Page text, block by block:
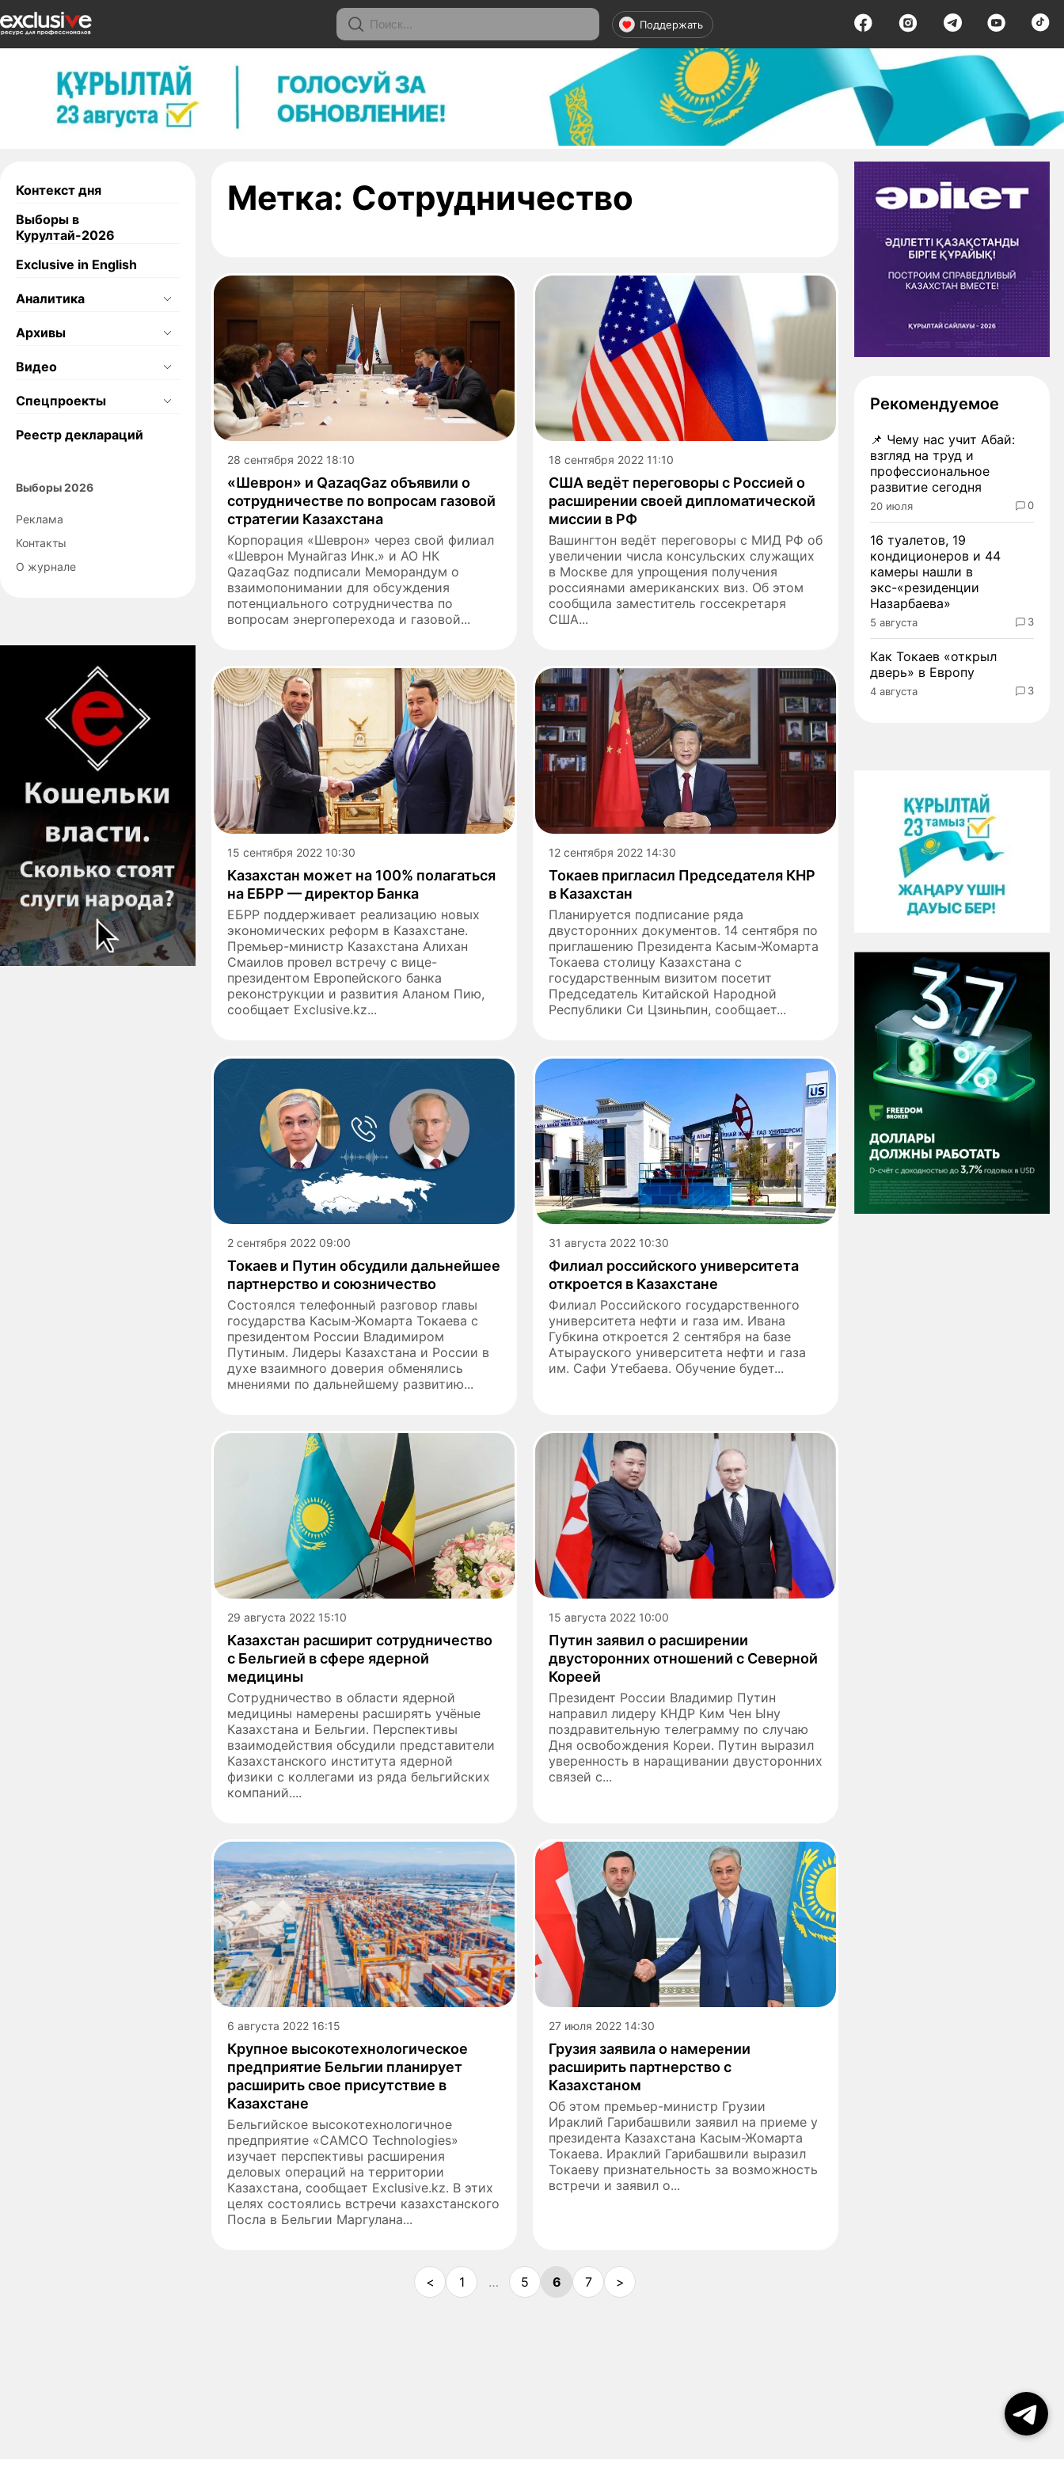
Поддержать
Контекст дня
Выборы в
Курултай-2026
Exclusive in English
Аналитика
Архивы
Видео
Спецпроекты
Реестр деклараций
Выборы 2026
Реклама
Контакты
О журнале
Метка: Сотрудничество
28 сентября 2022 18:10
«Шеврон» и QazaqGaz объявили о
сотрудничестве по вопросам газовой
стратегии Казахстана
Корпорация «Шеврон» через свой филиал
«Шеврон Мунайгаз Инк.» и АО НК
QazaqGaz подписали Меморандум о
взаимопонимании для обсуждения
потенциального сотрудничества по
вопросам энергоперехода и газовой...
18 сентября 2022 11:10
США ведёт переговоры с Россией о
расширении своей дипломатической
миссии в РФ
Вашингтон ведёт переговоры с МИД РФ об
увеличении числа консульских служащих
в Москве для упрощения получения
россиянами американских виз. Об этом
сообщила заместитель госсекретаря
США...
15 сентября 2022 10:30
Казахстан может на 100% полагаться
на ЕБРР — директор Банка
ЕБРР поддерживает реализацию новых
экономических реформ в Казахстане.
Премьер-министр Казахстана Алихан
Смаилов провел встречу с вице-
президентом Европейского банка
реконструкции и развития Аланом Пию,
сообщает Exclusive.kz...
12 сентября 2022 14:30
Токаев пригласил Председателя КНР
в Казахстан
Планируется подписание ряда
двусторонних документов. 14 сентября по
приглашению Президента Касым-Жомарта
Токаева столицу Казахстана с
государственным визитом посетит
Председатель Китайской Народной
Республики Си Цзиньпин, сообщает...
2 сентября 2022 09:00
Токаев и Путин обсудили дальнейшее
партнерство и союзничество
Состоялся телефонный разговор главы
государства Касым-Жомарта Токаева с
президентом России Владимиром
Путиным. Лидеры Казахстана и России в
духе взаимного доверия обменялись
мнениями по дальнейшему развитию...
31 августа 2022 10:30
Филиал российского университета
откроется в Казахстане
Филиал Российского государственного
университета нефти и газа им. Ивана
Губкина откроется 2 сентября на базе
Атырауского университета нефти и газа
им. Сафи Утебаева. Обучение будет...
29 августа 2022 15:10
Казахстан расширит сотрудничество
с Бельгией в сфере ядерной
медицины
Сотрудничество в области ядерной
медицины намерены расширять учёные
Казахстана и Бельгии. Перспективы
взаимодействия обсудили представители
Казахстанского института ядерной
физики с коллегами из ряда бельгийских
компаний....
15 августа 2022 10:00
Путин заявил о расширении
двусторонних отношений с Северной
Кореей
Президент России Владимир Путин
направил лидеру КНДР Ким Чен Ыну
поздравительную телеграмму по случаю
Дня освобождения Кореи. Путин выразил
уверенность в наращивании двусторонних
связей с...
6 августа 2022 16:15
Крупное высокотехнологическое
предприятие Бельгии планирует
расширить свое присутствие в
Казахстане
Бельгийское высокотехнологичное
предприятие «CAMCO Technologies»
изучает перспективы расширения
деловых операций на территории
Казахстана, сообщает Exclusive.kz. В этих
целях состоялись встречи казахстанского
Посла в Бельгии Маргулана...
27 июля 2022 14:30
Грузия заявила о намерении
расширить партнерство с
Казахстаном
Об этом премьер-министр Грузии
Ираклий Гарибашвили заявил на приеме у
президента Казахстана Касым-Жомарта
Токаева. Ираклий Гарибашвили выразил
Токаеву признательность за возможность
встречи и заявил о...
< 1 … 5 6 7 >
Рекомендуемое
📌 Чему нас учит Абай:
взгляд на труд и
профессиональное
развитие сегодня
20 июля 0
16 туалетов, 19
кондиционеров и 44
камеры нашли в
экс-«резиденции
Назарбаева»
5 августа 3
Как Токаев «открыл
дверь» в Европу
4 августа 3